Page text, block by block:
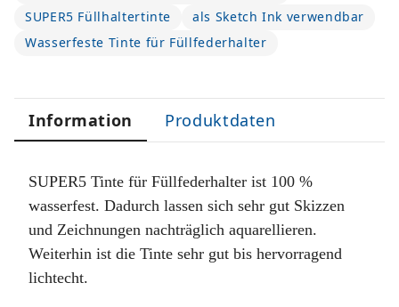
SUPER5 Füllhaltertinte
als Sketch Ink verwendbar
Wasserfeste Tinte für Füllfederhalter
Information
Produktdaten
SUPER5 Tinte für Füllfederhalter ist 100 %
wasserfest. Dadurch lassen sich sehr gut Skizzen
und Zeichnungen nachträglich aquarellieren.
Weiterhin ist die Tinte sehr gut bis hervorragend
lichtecht.